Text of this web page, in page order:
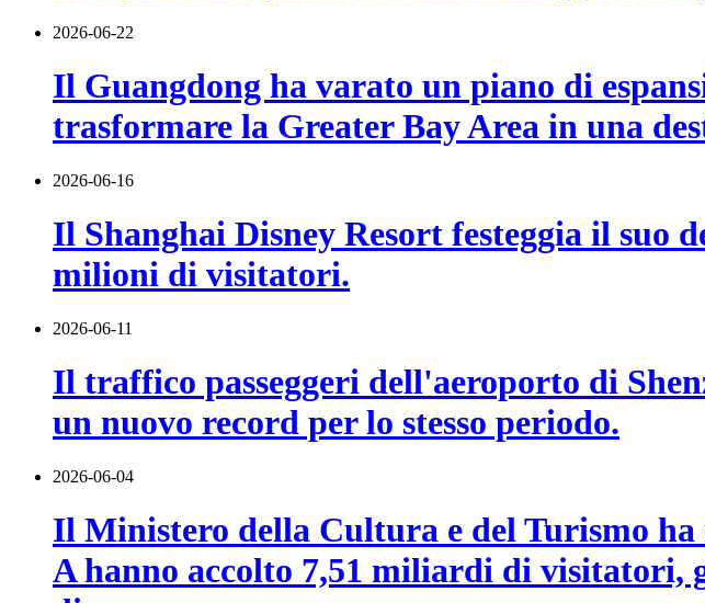
2026-06-22
Il Guangdong ha varato un piano di
trasformare la Greater Bay Area in una
2026-06-16
Il Shanghai Disney Resort festeggia il suo
milioni di visitatori.
2026-06-11
Il traffico passeggeri dell'aeroporto di
un nuovo record per lo stesso periodo.
2026-06-04
Il Ministero della Cultura e del Turismo
A hanno accolto 7,51 miliardi di